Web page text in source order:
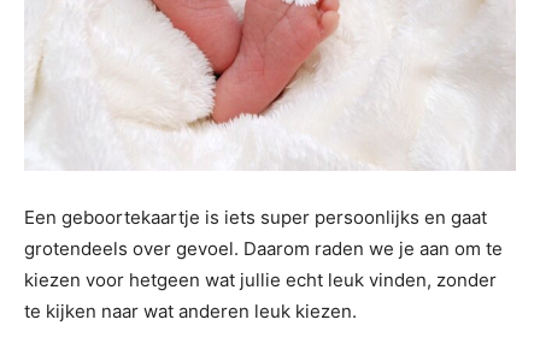
Een geboortekaartje is iets super persoonlijks en gaat
grotendeels over gevoel. Daarom raden we je aan om te
kiezen voor hetgeen wat jullie echt leuk vinden, zonder
te kijken naar wat anderen leuk kiezen.